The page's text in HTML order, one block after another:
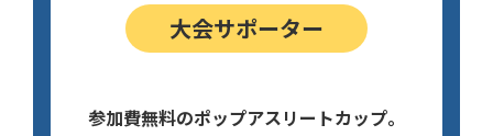
大会サポーター
参加費無料のポップアスリートカップ。